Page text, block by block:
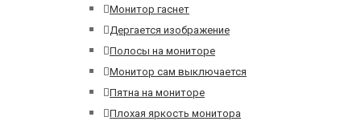
Монитор гаснет
Дергается изображение
Полосы на мониторе
Монитор сам выключается
Пятна на мониторе
Плохая яркость монитора